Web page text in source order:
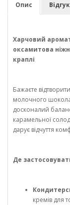
Опис
Харчовий
оксамитова
краплі
Бажаєте
молочного
досконалий
карамельної
дарує відчуття
Де
кремів для